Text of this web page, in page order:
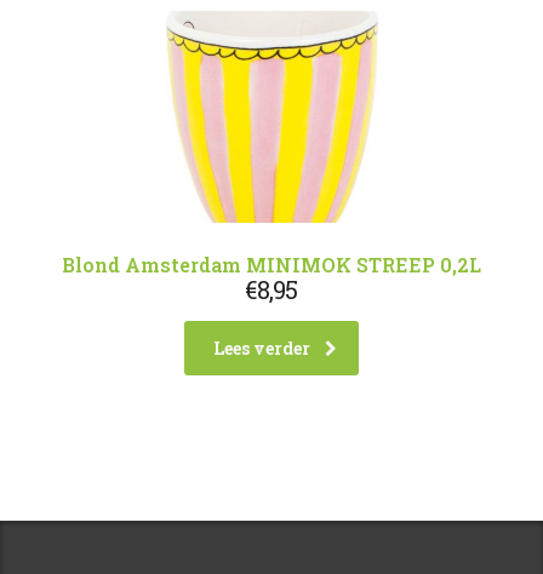
Blond Amsterdam MINIMOK STREEP 0,2L
€8,95
Lees verder